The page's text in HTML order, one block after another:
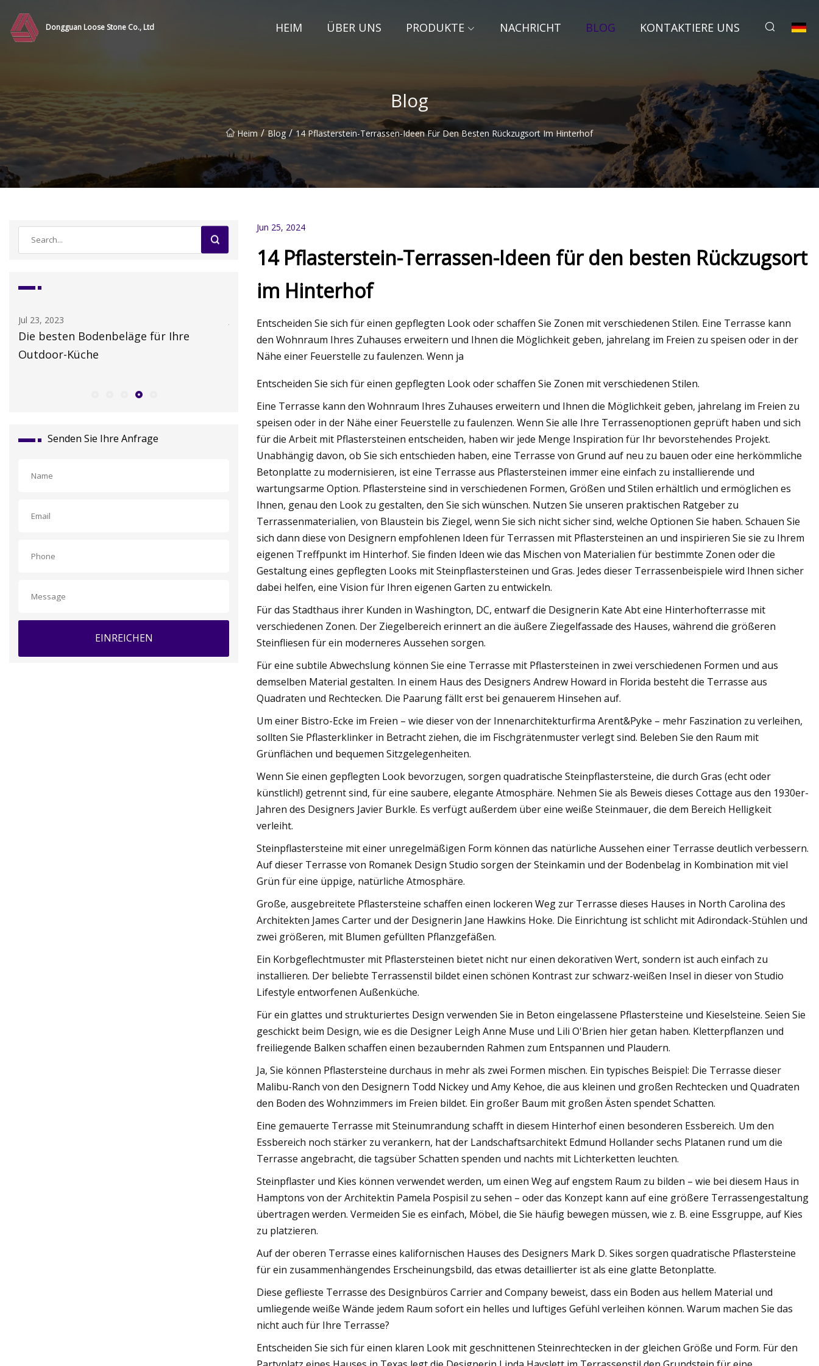
Dongguan Loose Stone Co., Ltd HEIM ÜBER UNS PRODUKTE NACHRICHT BLOG KONTAKTIERE UNS
Blog
Heim / Blog / 14 Pflasterstein-Terrassen-Ideen Für Den Besten Rückzugsort Im Hinterhof
Jul 25, 2023
4-Zimmer-Haus in Abingdon
Jul 17, 2023
10 Küchenboden-Ideen, die wir lieben
Senden Sie Ihre Anfrage
EINREICHEN
Jun 25, 2024
14 Pflasterstein-Terrassen-Ideen für den besten Rückzugsort
im Hinterhof
Entscheiden Sie sich für einen gepflegten Look oder schaffen Sie Zonen mit verschiedenen Stilen. Eine Terrasse kann
den Wohnraum Ihres Zuhauses erweitern und Ihnen die Möglichkeit geben, jahrelang im Freien zu speisen oder in der
Nähe einer Feuerstelle zu faulenzen. Wenn ja
Entscheiden Sie sich für einen gepflegten Look oder schaffen Sie Zonen mit verschiedenen Stilen.
Eine Terrasse kann den Wohnraum Ihres Zuhauses erweitern und Ihnen die Möglichkeit geben, jahrelang im Freien zu
speisen oder in der Nähe einer Feuerstelle zu faulenzen. Wenn Sie alle Ihre Terrassenoptionen geprüft haben und sich
für die Arbeit mit Pflastersteinen entscheiden, haben wir jede Menge Inspiration für Ihr bevorstehendes Projekt.
Unabhängig davon, ob Sie sich entschieden haben, eine Terrasse von Grund auf neu zu bauen oder eine herkömmliche
Betonplatte zu modernisieren, ist eine Terrasse aus Pflastersteinen immer eine einfach zu installierende und
wartungsarme Option. Pflastersteine ​​sind in verschiedenen Formen, Größen und Stilen erhältlich und ermöglichen es
Ihnen, genau den Look zu gestalten, den Sie sich wünschen. Nutzen Sie unseren praktischen Ratgeber zu
Terrassenmaterialien, von Blaustein bis Ziegel, wenn Sie sich nicht sicher sind, welche Optionen Sie haben. Schauen Sie
sich dann diese von Designern empfohlenen Ideen für Terrassen mit Pflastersteinen an und inspirieren Sie sie zu Ihrem
eigenen Treffpunkt im Hinterhof. Sie finden Ideen wie das Mischen von Materialien für bestimmte Zonen oder die
Gestaltung eines gepflegten Looks mit Steinpflastersteinen und Gras. Jedes dieser Terrassenbeispiele wird Ihnen sicher
dabei helfen, eine Vision für Ihren eigenen Garten zu entwickeln.
Für das Stadthaus ihrer Kunden in Washington, DC, entwarf die Designerin Kate Abt eine Hinterhofterrasse mit
verschiedenen Zonen. Der Ziegelbereich erinnert an die äußere Ziegelfassade des Hauses, während die größeren
Steinfliesen für ein moderneres Aussehen sorgen.
Für eine subtile Abwechslung können Sie eine Terrasse mit Pflastersteinen in zwei verschiedenen Formen und aus
demselben Material gestalten. In einem Haus des Designers Andrew Howard in Florida besteht die Terrasse aus
Quadraten und Rechtecken. Die Paarung fällt erst bei genauerem Hinsehen auf.
Um einer Bistro-Ecke im Freien – wie dieser von der Innenarchitekturfirma Arent&Pyke – mehr Faszination zu verleihen,
sollten Sie Pflasterklinker in Betracht ziehen, die im Fischgrätenmuster verlegt sind. Beleben Sie den Raum mit
Grünflächen und bequemen Sitzgelegenheiten.
Wenn Sie einen gepflegten Look bevorzugen, sorgen quadratische Steinpflastersteine, die durch Gras (echt oder
künstlich!) getrennt sind, für eine saubere, elegante Atmosphäre. Nehmen Sie als Beweis dieses Cottage aus den 1930er-
Jahren des Designers Javier Burkle. Es verfügt außerdem über eine weiße Steinmauer, die dem Bereich Helligkeit
verleiht.
Steinpflastersteine ​​mit einer unregelmäßigen Form können das natürliche Aussehen einer Terrasse deutlich verbessern.
Auf dieser Terrasse von Romanek Design Studio sorgen der Steinkamin und der Bodenbelag in Kombination mit viel
Grün für eine üppige, natürliche Atmosphäre.
Große, ausgebreitete Pflastersteine ​​schaffen einen lockeren Weg zur Terrasse dieses Hauses in North Carolina des
Architekten James Carter und der Designerin Jane Hawkins Hoke. Die Einrichtung ist schlicht mit Adirondack-Stühlen und
zwei größeren, mit Blumen gefüllten Pflanzgefäßen.
Ein Korbgeflechtmuster mit Pflastersteinen bietet nicht nur einen dekorativen Wert, sondern ist auch einfach zu
installieren. Der beliebte Terrassenstil bildet einen schönen Kontrast zur schwarz-weißen Insel in dieser von Studio
Lifestyle entworfenen Außenküche.
Für ein glattes und strukturiertes Design verwenden Sie in Beton eingelassene Pflastersteine ​​und Kieselsteine. Seien Sie
geschickt beim Design, wie es die Designer Leigh Anne Muse und Lili O'Brien hier getan haben. Kletterpflanzen und
freiliegende Balken schaffen einen bezaubernden Rahmen zum Entspannen und Plaudern.
Ja, Sie können Pflastersteine ​​durchaus in mehr als zwei Formen mischen. Ein typisches Beispiel: Die Terrasse dieser
Malibu-Ranch von den Designern Todd Nickey und Amy Kehoe, die aus kleinen und großen Rechtecken und Quadraten
den Boden des Wohnzimmers im Freien bildet. Ein großer Baum mit großen Ästen spendet Schatten.
Eine gemauerte Terrasse mit Steinumrandung schafft in diesem Hinterhof einen besonderen Essbereich. Um den
Essbereich noch stärker zu verankern, hat der Landschaftsarchitekt Edmund Hollander sechs Platanen rund um die
Terrasse angebracht, die tagsüber Schatten spenden und nachts mit Lichterketten leuchten.
Steinpflaster und Kies können verwendet werden, um einen Weg auf engstem Raum zu bilden – wie bei diesem Haus in
Hamptons von der Architektin Pamela Pospisil zu sehen – oder das Konzept kann auf eine größere Terrassengestaltung
übertragen werden. Vermeiden Sie es einfach, Möbel, die Sie häufig bewegen müssen, wie z. B. eine Essgruppe, auf Kies
zu platzieren.
Auf der oberen Terrasse eines kalifornischen Hauses des Designers Mark D. Sikes sorgen quadratische Pflastersteine ​​
für ein zusammenhängendes Erscheinungsbild, das etwas detaillierter ist als eine glatte Betonplatte.
Diese geflieste Terrasse des Designbüros Carrier and Company beweist, dass ein Boden aus hellem Material und
umliegende weiße Wände jedem Raum sofort ein helles und luftiges Gefühl verleihen können. Warum machen Sie das
nicht auch für Ihre Terrasse?
Entscheiden Sie sich für einen klaren Look mit geschnittenen Steinrechtecken in der gleichen Größe und Form. Für den